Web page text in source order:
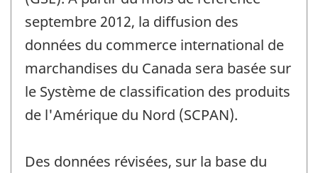
septembre 2012, la diffusion des
données du commerce international de
marchandises du Canada sera basée sur
le Système de classification des produits
de l'Amérique du Nord (SCPAN).
Des données révisées, sur la base du